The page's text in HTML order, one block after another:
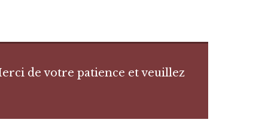
de votre patience et veuillez